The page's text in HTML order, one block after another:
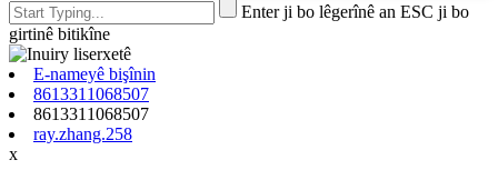
Enter ji bo lêgerînê an ESC ji bo
girtinê bitikîne
E-nameyê bişînin
8613311068507
8613311068507
ray.zhang.258
x